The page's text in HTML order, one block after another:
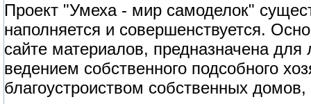
Проект "Умеха - мир самоделок"
наполняется и совершенствуется.
сайте материалов, предназначена
ведением собственного подсобного
благоустроиством собственных